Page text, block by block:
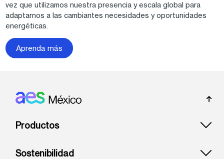
vez que utilizamos nuestra presencia y escala global para
adaptarnos a las cambiantes necesidades y oportunidades
energéticas.
Aprenda más
Footer: Mexico
Productos
Sostenibilidad